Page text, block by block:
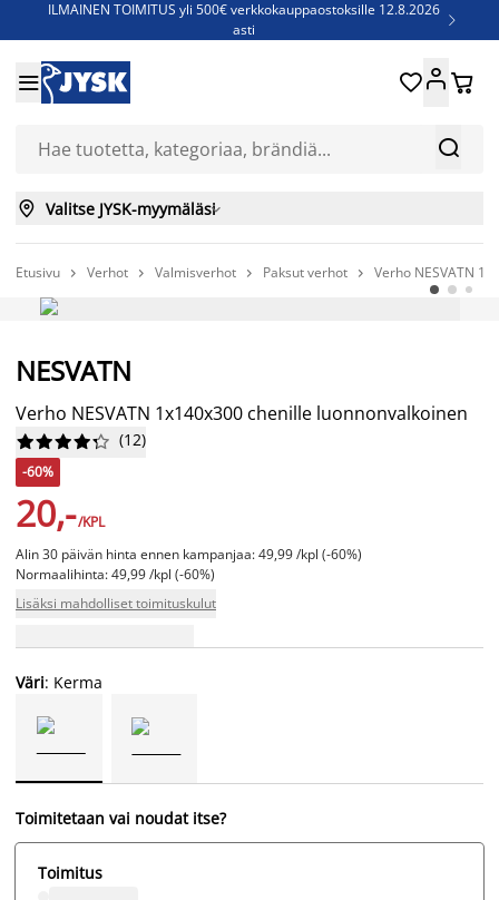
ILMAINEN TOIMITUS yli 500€ verkkokauppaostoksille 12.8.2026
asti

Jenkkisänkyjä - Säästä jopa 60%


 
 Valitse JYSK-myymäläsi
Etusivu  Verhot  Valmisverhot  Paksut verhot  Verho NESVATN
NESVATN
Verho NESVATN 1x140x300 chenille luonnonvalkoinen





 (12)
-60%
20,-/KPL
Alin 30 päivän hinta ennen kampanjaa: 49,99 /kpl (-60%)
Normaalihinta: 49,99 /kpl (-60%)
Lisäksi mahdolliset toimituskulut
Väri: Kerma
Toimitetaan vai noudat itse?
Toimitus